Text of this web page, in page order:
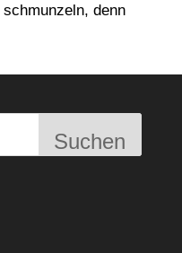
denn
Suchen